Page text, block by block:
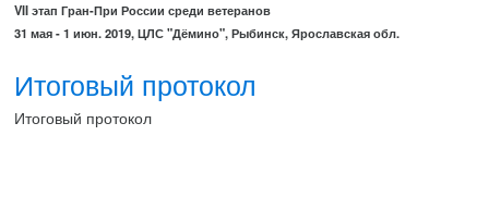
VII этап Гран-При России среди ветеранов
31 мая - 1 июн. 2019, ЦЛС "Дёмино", Рыбинск, Ярославская обл.
Итоговый протокол
Итоговый протокол